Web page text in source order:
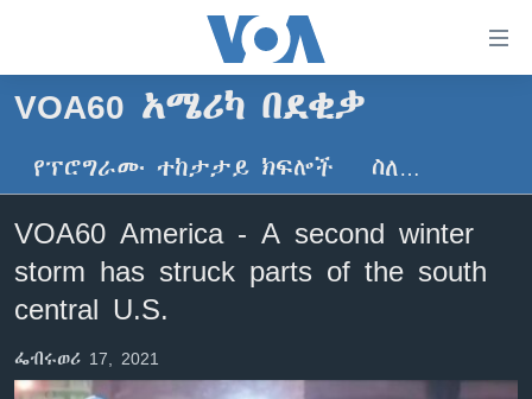
ማገናኛዎች
ዋናው
ይዘት
ወደ
ዋናው
ይዘት
እለፍ
ወደ
ዋናው
ዜና
ኢትዮጵያ
ኑሮ በጤንነት
ቪዲዮ
ክምችት
VOA60 አሜሪካ በደቂቃ
የፕሮግራሙ ተከታታይ ክፍሎች ስለ…
VOA60 America - A second winter
storm has struck parts of the south
central U.S.
ፌብሩወሪ 17, 2021